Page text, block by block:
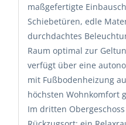
maßgefertigte
Schiebetüren, edle
durchdachtes
Raum optimal zur
verfügt über eine
mit Fußbodenheizung
höchsten Wohnkomfort
Im dritten